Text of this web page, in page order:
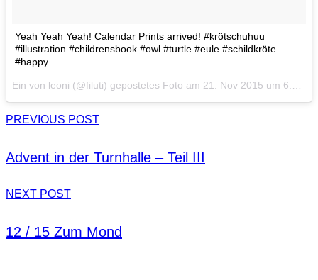
Yeah Yeah Yeah! Calendar Prints arrived! #krötschuhuu
#illustration #childrensbook #owl #turtle #eule #schildkröte
#happy
Ein von leoni (@filuti) gepostetes Foto am 21. Nov 2015 um 6:24 Uhr
PREVIOUS POST
Advent in der Turnhalle – Teil III
NEXT POST
12 / 15 Zum Mond